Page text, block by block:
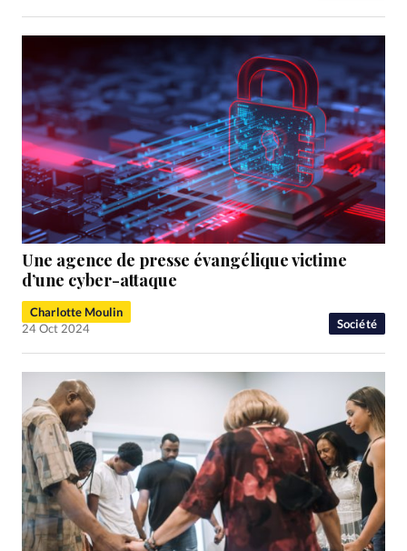
Société
Une agence de presse évangélique victime
d’une cyber-attaque
Charlotte Moulin
24 Oct 2024